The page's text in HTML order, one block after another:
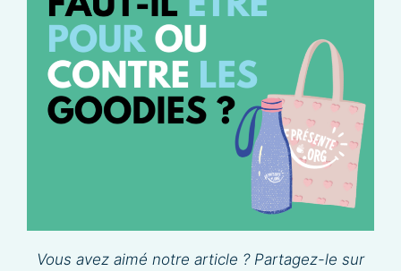
Vous avez aimé notre article ? Partagez-le sur